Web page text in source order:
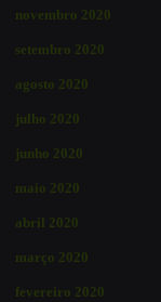
novembro 2020
setembro 2020
agosto 2020
julho 2020
junho 2020
maio 2020
abril 2020
março 2020
fevereiro 2020